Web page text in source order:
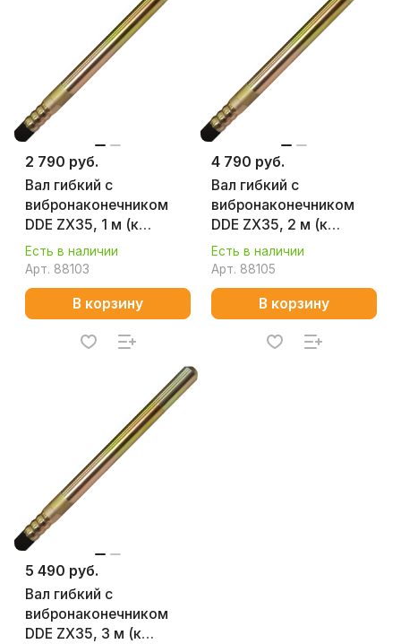
2 790 руб.
Вал гибкий с
вибронаконечником
DDE ZX35, 1 м (к
VD850Z)
Есть в наличии
Арт. 88103
В корзину
4 790 руб.
Вал гибкий с
вибронаконечником
DDE ZX35, 2 м (к
VD1330Z, VD1620Z)
Есть в наличии
Арт. 88105
В корзину
5 490 руб.
Вал гибкий с
вибронаконечником
DDE ZX35, 3 м (к